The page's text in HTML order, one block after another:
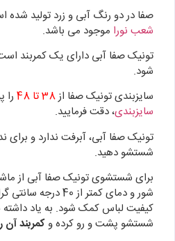
صفا در دو رنگ آبی و زرد تولید شده
شعب نورا موجود می باشد.
تونیک صفا آبی دارای یک کمربند
شود.
سایزبندی تونیک صفا از38 تا 48
سایزبندی، دقت فرمایید.
تونیک صفا آبی، آبرفت ندارد و
شستشو دهید.
برای شستشوی تونیک صفا آبی از
شور و دمای کمتر از
کیفیت لباس کمک شود. به یاد داشته
شستشو پشت و رو کرده وکمربند آن